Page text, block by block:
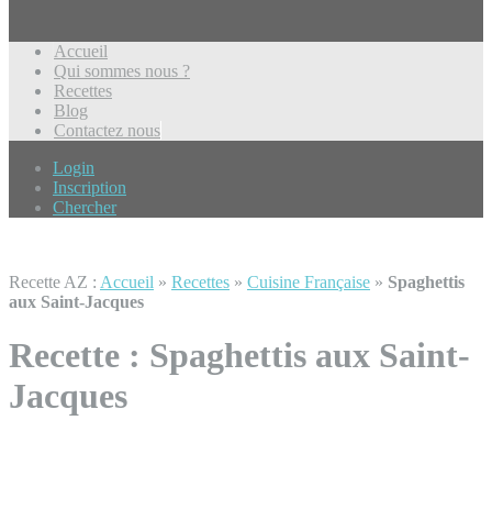
Accueil
Qui sommes nous ?
Recettes
Blog
Contactez nous
Login
Inscription
Chercher
Recette AZ : Accueil » Recettes » Cuisine Française » Spaghettis
aux Saint-Jacques
Recette : Spaghettis aux Saint-
Jacques